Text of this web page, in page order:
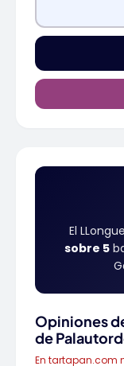
El
sobre 5
Opiniones
de
En tartapan.com